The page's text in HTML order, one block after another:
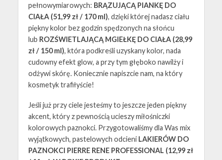
pełnowymiarowych: BRĄZUJĄCĄ PIANKĘ DO
CIAŁA (51,99 zł / 170 ml), dzięki której nadasz ciału
piękny kolor bez godzin spędzonych na słońcu
lub ROZŚWIETLAJĄCĄ MGIEŁKĘ DO CIAŁA (28,99
zł / 150 ml), która podkreśli uzyskany kolor, nada
cudowny efekt glow, a przy tym głęboko nawilży i
odżywi skórę. Koniecznie napiszcie nam, na który
kosmetyk trafiłyście!
Jeśli już przy ciele jesteśmy to jeszcze jeden piękny
akcent, który z pewnością ucieszy miłośniczki
kolorowych paznokci. Przygotowaliśmy dla Was mix
wyjątkowych, pastelowych odcieni LAKIERÓW DO
PAZNOKCI PIERRE RENE PROFESSIONAL (12,99 zł